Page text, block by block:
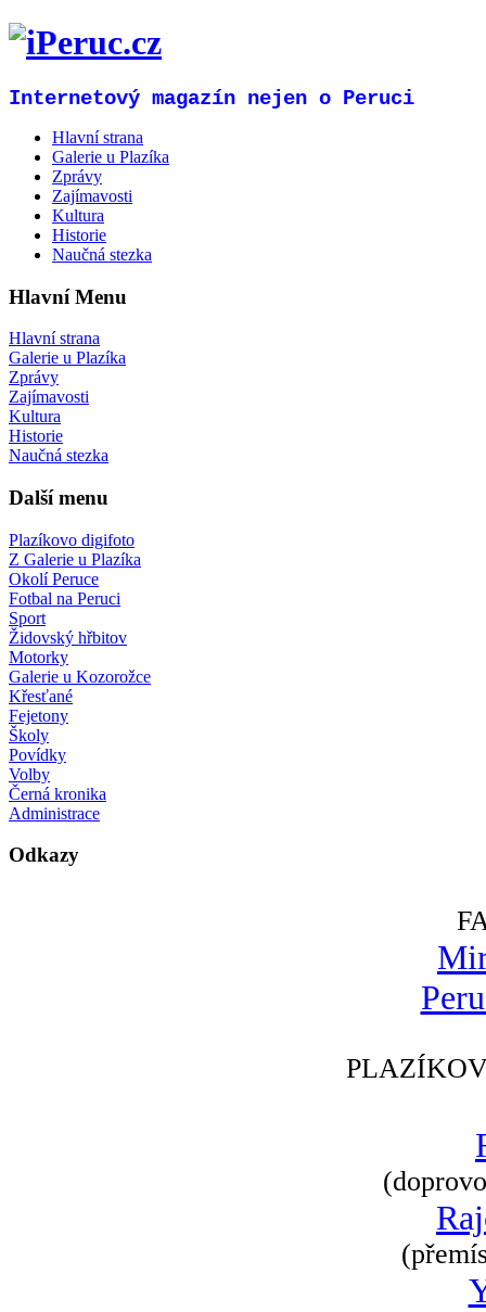
Internetový magazín nejen o Peruci
Hlavní strana
Galerie u Plazíka
Zprávy
Zajímavosti
Kultura
Historie
Naučná stezka
Hlavní Menu
Hlavní strana
Galerie u Plazíka
Zprávy
Zajímavosti
Kultura
Historie
Naučná stezka
Další menu
Plazíkovo digifoto
Z Galerie u Plazíka
Okolí Peruce
Fotbal na Peruci
Sport
Židovský hřbitov
Motorky
Galerie u Kozorožce
Křesťané
Fejetony
Školy
Povídky
Volby
Černá kronika
Administrace
Odkazy